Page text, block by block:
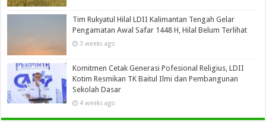
Tim Rukyatul Hilal LDII Kalimantan Tengah Gelar
Pengamatan Awal Safar 1448 H, Hilal Belum Terlihat
3 weeks ago
Komitmen Cetak Generasi Pofesional Religius, LDII
Kotim Resmikan TK Baitul Ilmi dan Pembangunan
Sekolah Dasar
4 weeks ago